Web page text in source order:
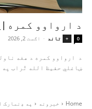
د ارواوو کمره
+ تاند - اګست 2, 2026 0
د ارواوو کمره د هغه
ښاغلي حفیظ الله تُراب